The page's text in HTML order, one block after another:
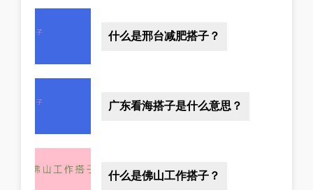
什么是邢台减肥搭子？
广东看海搭子是什么意思？
什么是佛山工作搭子？